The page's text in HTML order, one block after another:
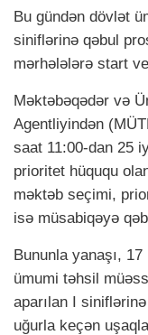
Bu gündən dövlət
siniflərinə qəbul
mərhələlərə start
Məktəbəqədər və
Agentliyindən
saat 11:00-dan 25
prioritet hüququ
məktəb seçimi,
isə müsabiqəyə
Bununla yanaşı,
ümumi təhsil
aparılan I
uğurla keçən